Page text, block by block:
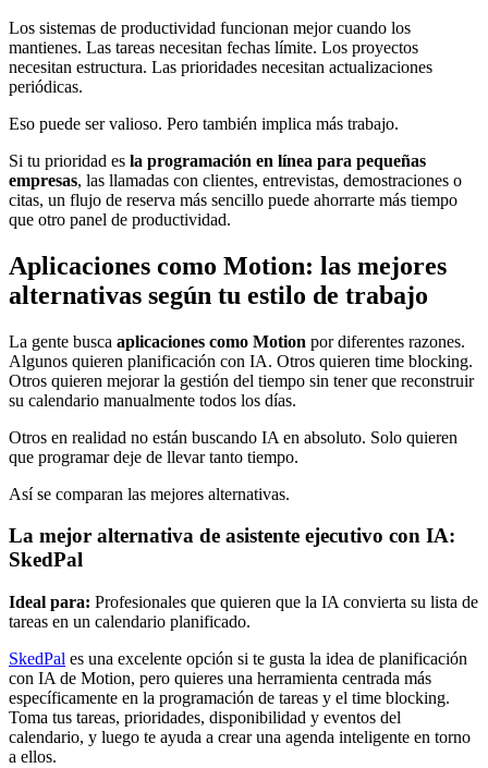
Los sistemas de productividad funcionan mejor cuando los
mantienes. Las tareas necesitan fechas límite. Los proyectos
necesitan estructura. Las prioridades necesitan actualizaciones
periódicas.
Eso puede ser valioso. Pero también implica más trabajo.
Si tu prioridad es la programación en línea para pequeñas
empresas, las llamadas con clientes, entrevistas, demostraciones o
citas, un flujo de reserva más sencillo puede ahorrarte más tiempo
que otro panel de productividad.
Aplicaciones como Motion: las mejores
alternativas según tu estilo de trabajo
La gente busca aplicaciones como Motion por diferentes razones.
Algunos quieren planificación con IA. Otros quieren time blocking.
Otros quieren mejorar la gestión del tiempo sin tener que reconstruir
su calendario manualmente todos los días.
Otros en realidad no están buscando IA en absoluto. Solo quieren
que programar deje de llevar tanto tiempo.
Así se comparan las mejores alternativas.
La mejor alternativa de asistente ejecutivo con IA:
SkedPal
Ideal para: Profesionales que quieren que la IA convierta su lista de
tareas en un calendario planificado.
SkedPal es una excelente opción si te gusta la idea de planificación
con IA de Motion, pero quieres una herramienta centrada más
específicamente en la programación de tareas y el time blocking.
Toma tus tareas, prioridades, disponibilidad y eventos del
calendario, y luego te ayuda a crear una agenda inteligente en torno
a ellos.